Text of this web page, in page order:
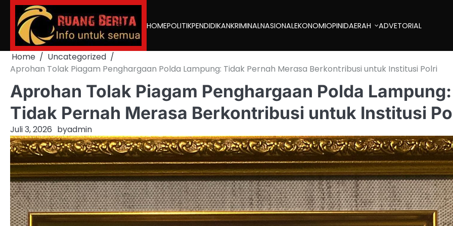
Skip
content
HOMEPOLITIKPENDIDIKANKRIMINALNASIONALEKONOMIOPINIDAERAH ADVETORIAL
Home
Uncategorized
Aprohan Tolak Piagam Penghargaan Polda Lampung: Tidak Pernah Merasa Berkontribusi untuk Institusi Polri
Aprohan Tolak Piagam Penghargaan Polda Lampung:
Tidak Pernah Merasa Berkontribusi untuk Institusi
Juli 3, 2026 byadmin